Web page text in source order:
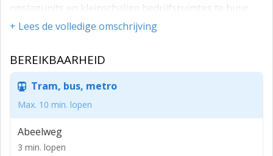
opslagunits en kleinschalige bedrijfsruimtes te huur
aan. De units zijn geschikt voor ondernemers en
functionele ruimte voor opslag of bedrijfsmatig
Deze locatie richt zich op huurders die waarde hechten
aan een verzorgde omgeving en professioneel
gebruik.
Moderne en duurzame locatie
+ Lees de volledige omschrijving
BEREIKBAARHEID
Tram, bus, metro
Max. 10 min. lopen
Abeelweg
3 min. lopen